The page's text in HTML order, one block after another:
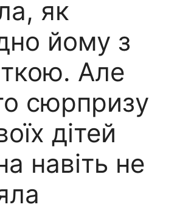
як
йому з
Але
сюрпризу
дітей
навіть не